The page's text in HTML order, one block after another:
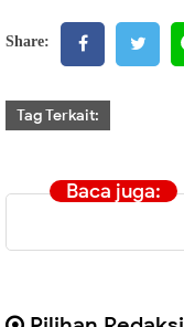
Share:
Tag Terkait:
Baca juga: